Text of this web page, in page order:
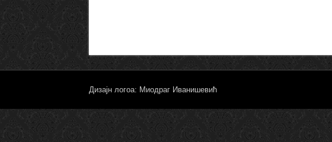
Дизајн логоа: Миодраг Иванишевић